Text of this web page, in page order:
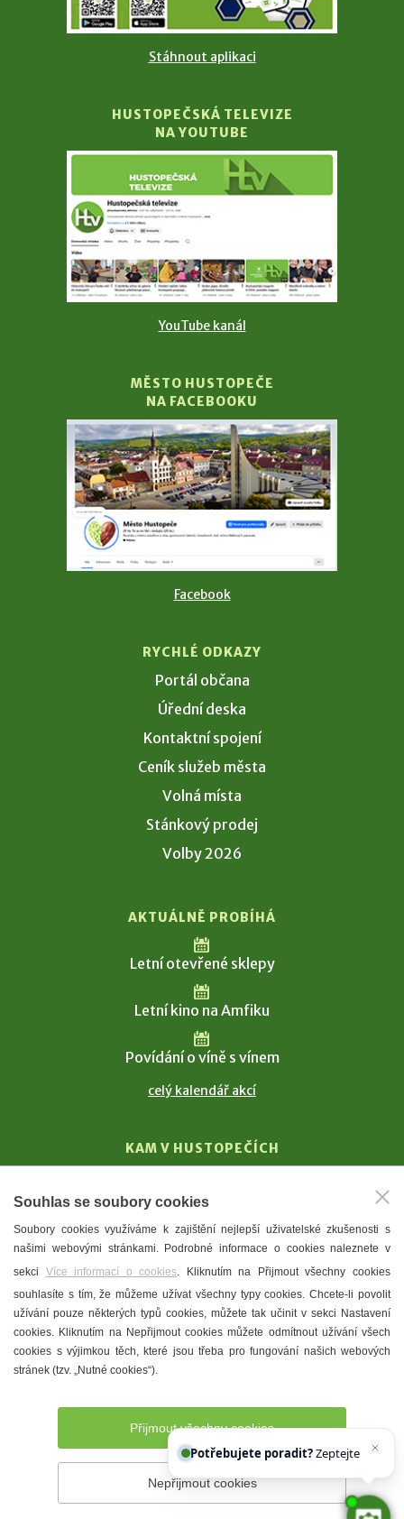
Stáhnout aplikaci
HUSTOPEČSKÁ TELEVIZE
NA YOUTUBE
YouTube kanál
MĚSTO HUSTOPEČE
NA FACEBOOKU
Facebook
RYCHLÉ ODKAZY
Portál občana
Úřední deska
Kontaktní spojení
Ceník služeb města
Volná místa
Stánkový prodej
Volby 2026
AKTUÁLNĚ PROBÍHÁ
Letní otevřené sklepy
Letní kino na Amfiku
Povídání o víně s vínem
celý kalendář akcí
KAM V HUSTOPEČÍCH
T. G. Masaryk
Mandloně
Ubytování
Restaurace
Městské muzeum a galerie
Denní meníčka
Prohlášení o přístupnosti Správce webu
Souhlas se soubory cookies
Soubory cookies využíváme k zajištění nejlepší uživatelské zkušenosti s
našimi webovými stránkami. Podrobné informace o cookies naleznete v
sekci Více informací o cookies. Kliknutím na Přijmout všechny cookies
souhlasíte s tím, že můžeme užívat všechny typy cookies. Chcete-li povolit
užívání pouze některých typů cookies, můžete tak učinit v sekci Nastavení
cookies. Kliknutím na Nepřijmout cookies můžete odmítnout užívání všech
cookies s výjimkou těch, které jsou třeba pro fungování našich webových
stránek (tzv. „Nutné cookies“).
Přijmout všechny cookies
Nepřijmout cookies
Potřebujete poradit?Zeptejte se našeho